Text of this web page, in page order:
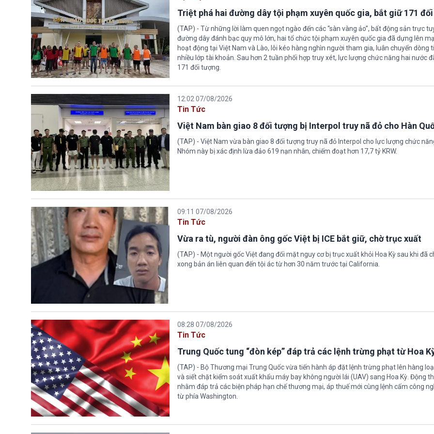
Triệt phá hai đường dây tội phạm xuyên quốc gia, bắt giữ 171
(TAP) - Từ những lời làm quen ngọt ngào đến các “sàn vàng ảo”, bất động sản trực
đường dây đánh bạc quy mô lớn, hai tổ chức tội phạm xuyên quốc gia đã dựng lên
hoạt động tại Việt Nam và Lào, lôi kéo hàng nghìn người tham gia, luân chuyển dòng
nhiều lớp tài khoản. Sau hơn 2 tuần phối hợp truy xét, lực lượng chức năng hai nước
171 đối tượng.
12:02 07/08/2026
Tin Tức
Việt Nam bàn giao 8 đối tượng bị Interpol truy nã đỏ cho Hàn
(TAP) - Việt Nam vừa bàn giao 8 đối tượng truy nã đỏ Interpol cho lực lượng chức
Nhóm này bị xác định lừa đảo 619 nạn nhân, chiếm đoạt hơn 17,7 tỷ KRW.
09:11 07/08/2026
Tin Tức
Vừa ra tù, người đàn ông gốc Việt bị ICE bắt giữ, chờ trục xuất
(TAP) - Một người gốc Việt đang đối mặt nguy cơ bị trục xuất khỏi Hoa Kỳ sau khi đã
xong bản án liên quan đến tội ác từ hơn 30 năm trước tại California.
08:28 07/08/2026
Tin Tức
Trung Quốc tung “đòn kép” đáp trả các lệnh trừng phạt từ Hoa
(TAP) - Bộ Thương mại Trung Quốc vừa tiến hành áp đặt lệnh trừng phạt lên hàng
và siết chặt kiểm soát xuất khẩu máy bay không người lái (UAV) sang Hoa Kỳ. Động
nhằm đáp trả các biện pháp hạn chế thương mại, áp thuế mới cùng lệnh cấm công
từ phía Washington.